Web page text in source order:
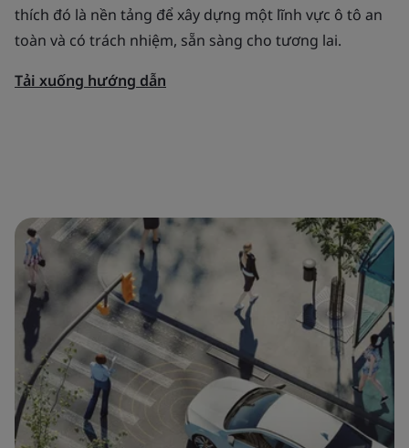
thích đó là nền tảng để xây dựng một lĩnh vực ô tô an
toàn và có trách nhiệm, sẵn sàng cho tương lai.
Tải xuống hướng dẫn